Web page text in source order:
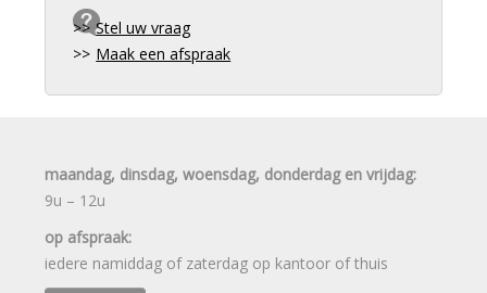
Stel uw vraag
Maak een afspraak
maandag, dinsdag, woensdag, donderdag en vrijdag:
9u – 12u
op afspraak:
iedere namiddag of zaterdag op kantoor of thuis